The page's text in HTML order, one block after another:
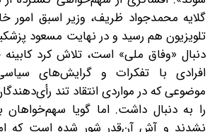
گلایه محمدجواد ظریف، وزیر اسبق امور
تلویزیون هم رسید و در نهایت مسعود
دنبال «وفاق ملی» است، تلاش کرد‌ کابینه
افرادی با تفکرات و گرایش‌های
موضوعی که در مواردی انتقاد تند
را به دنبال داشت. اما گویا
نشدند و آش آن‌قدر شور شده است که